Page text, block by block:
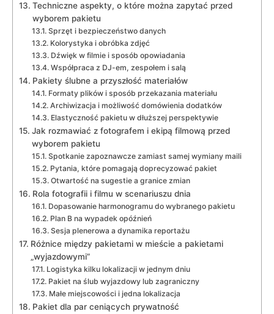
Techniczne aspekty, o które można zapytać przed
wyborem pakietu
Sprzęt i bezpieczeństwo danych
Kolorystyka i obróbka zdjęć
Dźwięk w filmie i sposób opowiadania
Współpraca z DJ-em, zespołem i salą
Pakiety ślubne a przyszłość materiałów
Formaty plików i sposób przekazania materiału
Archiwizacja i możliwość domówienia dodatków
Elastyczność pakietu w dłuższej perspektywie
Jak rozmawiać z fotografem i ekipą filmową przed
wyborem pakietu
Spotkanie zapoznawcze zamiast samej wymiany maili
Pytania, które pomagają doprecyzować pakiet
Otwartość na sugestie a granice zmian
Rola fotografii i filmu w scenariuszu dnia
Dopasowanie harmonogramu do wybranego pakietu
Plan B na wypadek opóźnień
Sesja plenerowa a dynamika reportażu
Różnice między pakietami w mieście a pakietami
„wyjazdowymi”
Logistyka kilku lokalizacji w jednym dniu
Pakiet na ślub wyjazdowy lub zagraniczny
Małe miejscowości i jedna lokalizacja
Pakiet dla par ceniących prywatność